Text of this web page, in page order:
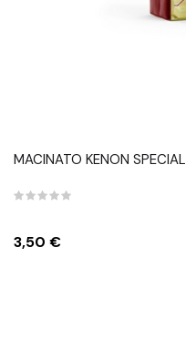
MACINATO KENON
Prezzo
3,50 €